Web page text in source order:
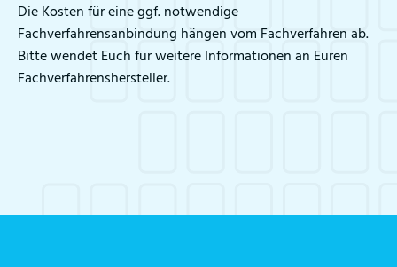
Die Kosten für eine ggf. notwendige
Fachverfahrensanbindung hängen vom Fachverfahren ab.
Bitte wendet Euch für weitere Informationen an Euren
Fachverfahrenshersteller.